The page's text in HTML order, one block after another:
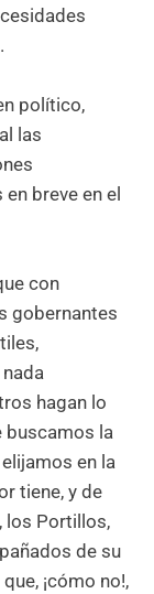
político,
las
breve en el
con
gobernantes
hagan lo
buscamos la
en la
tiene, y de
los Portillos,
de su
¡cómo no!,